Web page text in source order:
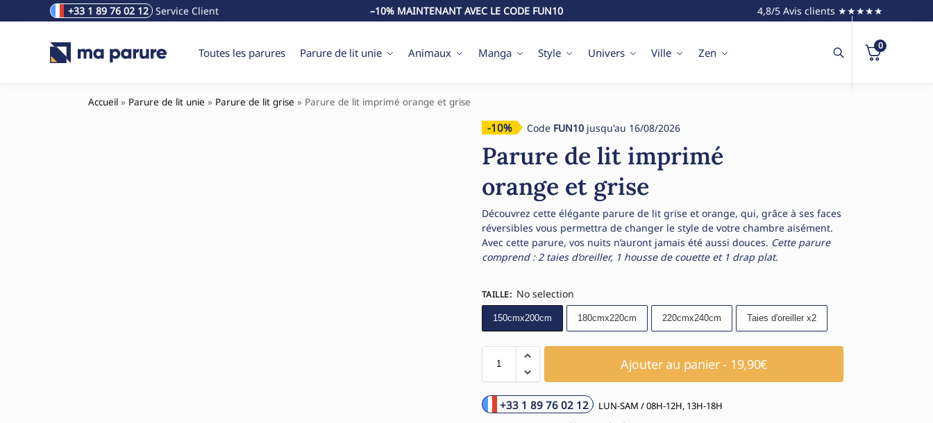
+33 1 89 76 02 12 Service Client –10% MAINTENANT AVEC LE CODE FUN10 4,8/5 Avis clients ★★★★★
Toutes les parures Parure de lit unie Animaux Manga Style Univers Ville Zen
Rechercher un produit
0
Accueil » Parure de lit unie » Parure de lit grise » Parure de lit imprimé orange et grise
-10% Code FUN10jusqu'au 16/08/2026
Parure de lit imprimé
orange et grise
Découvrez cette élégante parure de lit grise et orange, qui, grâce à ses faces
réversibles vous permettra de changer le style de votre chambre aisément.
Avec cette parure, vos nuits n’auront jamais été aussi douces. Cette parure
comprend : 2 taies d’oreiller, 1 housse de couette et 1 drap plat.
TAILLE: No selection
150cmx200cm 180cmx220cm 220cmx240cm Taies d'oreiller x2
Ajouter au panier - 19,90€
+33 1 89 76 02 12 LUN-SAM / 08H-12H, 13H-18H